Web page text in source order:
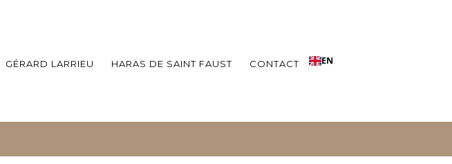
GÉRARD LARRIEU HARAS DE SAINT FAUST CONTACT EN